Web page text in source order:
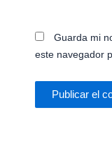
Guarda mi
este navegador